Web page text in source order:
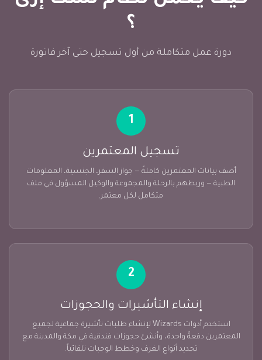
؟
دورة عمل متكاملة من أول تسجيل حتى آخر فاتورة
1
تسجيل المعتمرين
أضف بيانات المعتمرين كاملةً — جواز السفر، الجنسية، المعلومات
الطبية — وربطهم بالرحلة والمجموعة والوكيل المسؤول في ملف
متكامل لكل معتمر.
2
إنشاء التأشيرات والحجوزات
استخدم أدوات Wizards لإنشاء طلبات تأشيرة جماعية لجميع
المعتمرين دفعةً واحدة، وأنشئ حجوزات فندقية في مكة والمدينة مع
تحديد أنواع الغرف وخطط الوجبات تلقائياً.